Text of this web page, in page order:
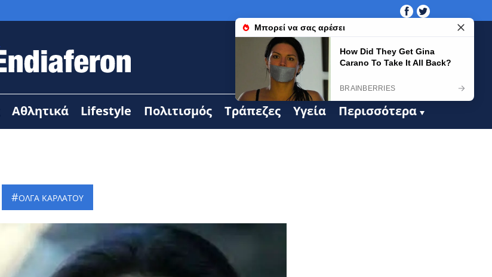
Αθλητικά Lifestyle Πολιτισμός Τράπεζες Υγεία Περισσότερα
ΟΛΓΑ ΚΑΡΛΑΤΟΥ